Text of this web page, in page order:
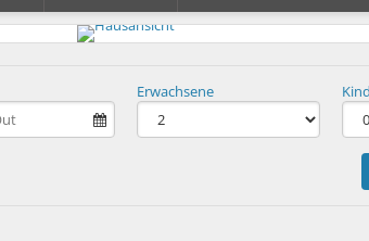
Erwachsene